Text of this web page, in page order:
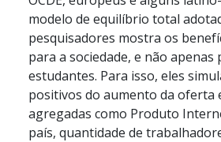
modelo de equilíbrio total
pesquisadores mostra os
para a sociedade, e não apenas
estudantes. Para isso, eles
positivos do aumento da oferta
agregadas como Produto
país, quantidade de